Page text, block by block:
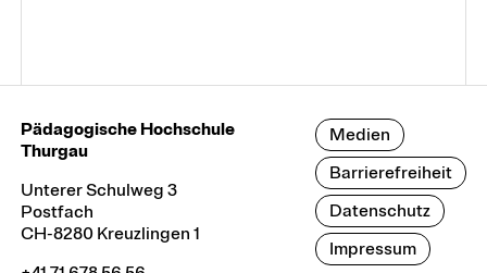
Pädagogische Hochschule
Thurgau
Unterer Schulweg 3
Postfach
CH-8280 Kreuzlingen 1
Medien
Barrierefreiheit
Datenschutz
Impressum